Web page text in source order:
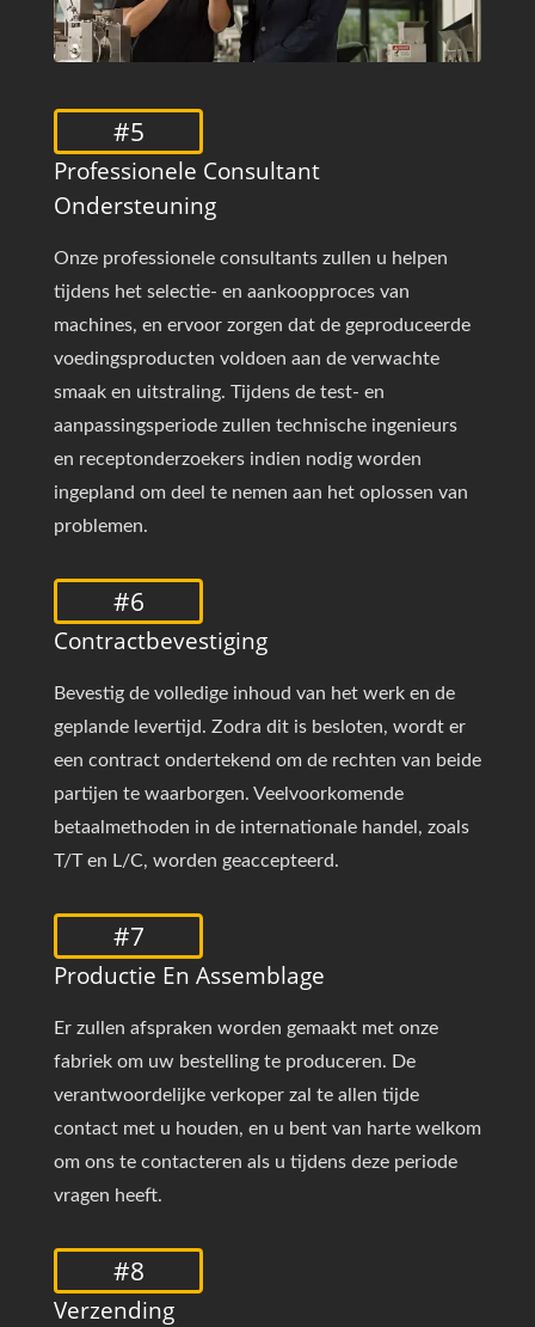
#5
Professionele Consultant
Ondersteuning
Onze professionele consultants zullen u helpen
tijdens het selectie- en aankoopproces van
machines, en ervoor zorgen dat de geproduceerde
voedingsproducten voldoen aan de verwachte
smaak en uitstraling. Tijdens de test- en
aanpassingsperiode zullen technische ingenieurs
en receptonderzoekers indien nodig worden
ingepland om deel te nemen aan het oplossen van
problemen.
#6
Contractbevestiging
Bevestig de volledige inhoud van het werk en de
geplande levertijd. Zodra dit is besloten, wordt er
een contract ondertekend om de rechten van beide
partijen te waarborgen. Veelvoorkomende
betaalmethoden in de internationale handel, zoals
T/T en L/C, worden geaccepteerd.
#7
Productie En Assemblage
Er zullen afspraken worden gemaakt met onze
fabriek om uw bestelling te produceren. De
verantwoordelijke verkoper zal te allen tijde
contact met u houden, en u bent van harte welkom
om ons te contacteren als u tijdens deze periode
vragen heeft.
#8
Verzending